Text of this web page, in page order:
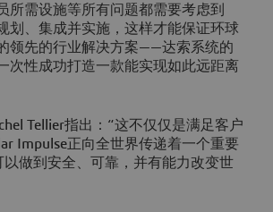
所需设施等所有问题都需要考虑到
划、集成并实施，这样才能保证环球
领先的行业解决方案——达索系统的
次性成功打造一款能实现如此远距离
Tellier指出：“这不仅仅是满足客户
Impulse正向全世界传递着一个重要
做到安全、可靠，并有能力改变世